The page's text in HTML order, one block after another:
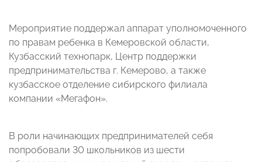
Мероприятие поддержал аппарат уполномоченного
по правам ребенка в Кемеровской области,
Кузбасский технопарк, Центр поддержки
предпринимательства г. Кемерово, а также
кузбасское отделение сибирского филиала
компании «Мегафон».
В роли начинающих предпринимателей себя
попробовали 30 школьников из шести